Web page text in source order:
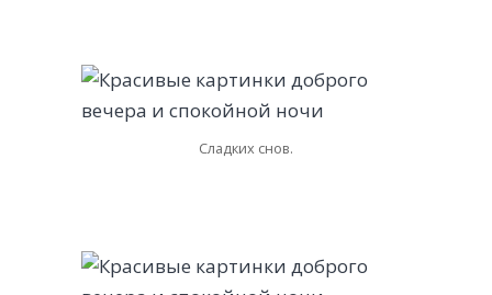
Сладких снов.